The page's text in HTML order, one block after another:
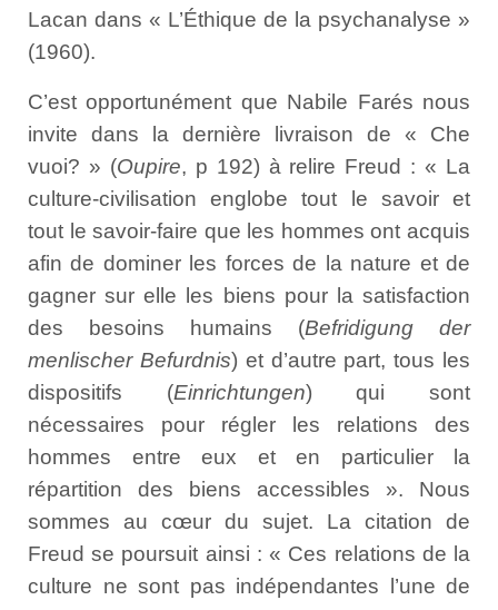
Lacan dans « L’Éthique de la psychanalyse »
(1960).
C’est opportunément que Nabile Farés nous
invite dans la dernière livraison de « Che
vuoi? » (Oupire, p 192) à relire Freud : « La
culture-civilisation englobe tout le savoir et
tout le savoir-faire que les hommes ont acquis
afin de dominer les forces de la nature et de
gagner sur elle les biens pour la satisfaction
des besoins humains (Befridigung der
menlischer Befurdnis) et d’autre part, tous les
dispositifs (Einrichtungen) qui sont
nécessaires pour régler les relations des
hommes entre eux et en particulier la
répartition des biens accessibles ». Nous
sommes au cœur du sujet. La citation de
Freud se poursuit ainsi : « Ces relations de la
culture ne sont pas indépendantes l’une de